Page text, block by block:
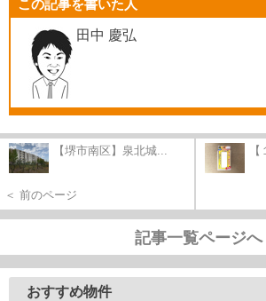
この記事を書いた人
田中 慶弘
【堺市南区】泉北城...
＜ 前のページ
記事一覧ページへ
おすすめ物件